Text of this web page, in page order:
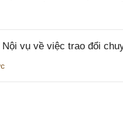
vụ về việc trao đổi